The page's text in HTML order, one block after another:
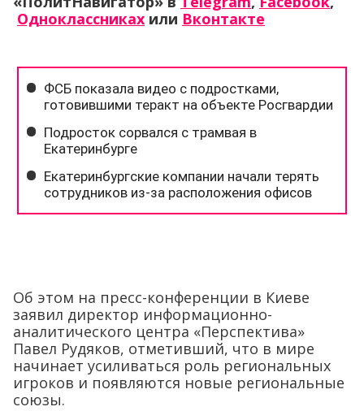
Одноклассниках или Вконтакте
Об этом на пресс-конференции в Киеве
заявил директор информационно-
аналитического центра «Перспектива»
Павел Рудяков, отметивший, что в мире
начинает усиливаться роль региональных
игроков и появляются новые региональные
союзы.